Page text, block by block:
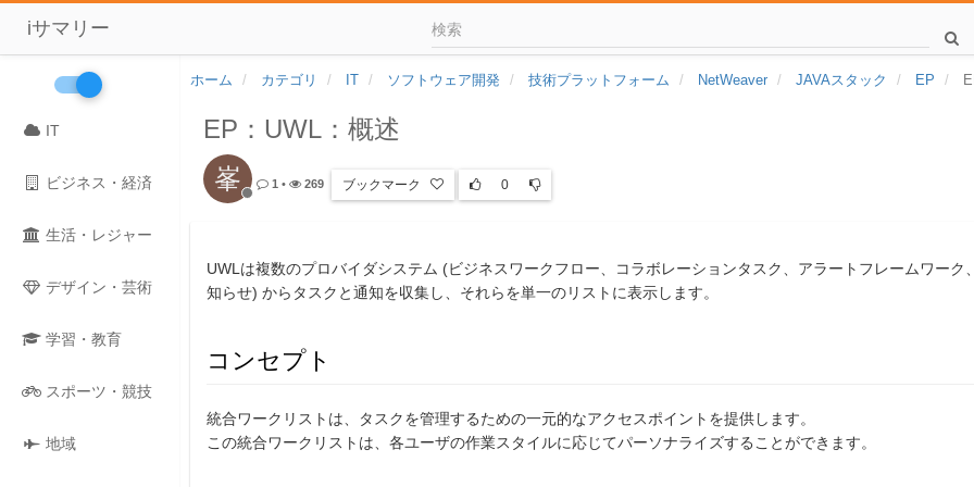
iサマリー
IT
ビジネス・経済
生活・レジャー
デザイン・芸術
学習・教育
スポーツ・競技
地域
ホーム カテゴリ IT ソフトウェア開発 技術プラットフォーム NetWeaver JAVAスタック EP
EP：UWL：概述
峯 1 • 269 ブックマーク 0
UWLは複数のプロバイダシステム (ビジネスワークフロー、コラボレーションタスク、アラートフレームワーク
知らせ) からタスクと通知を収集し、それらを単一のリストに表示します。
コンセプト
統合ワークリストは、タスクを管理するための一元的なアクセスポイントを提供します。
この統合ワークリストは、各ユーザの作業スタイルに応じてパーソナライズすることができます。